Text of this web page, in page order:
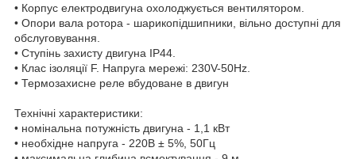
• Корпус електродвигуна охолоджується вентилятором.
• Опори вала ротора - шарикопідшипники, вільно доступні для
обслуговування.
• Ступінь захисту двигуна IP44.
• Клас ізоляції F. Напруга мережі: 230V-50Hz.
• Термозахисне реле вбудоване в двигун
Технічні характеристики:
• номінальна потужність двигуна - 1,1 кВт
• необхідне напруга - 220В ± 5%, 50Гц